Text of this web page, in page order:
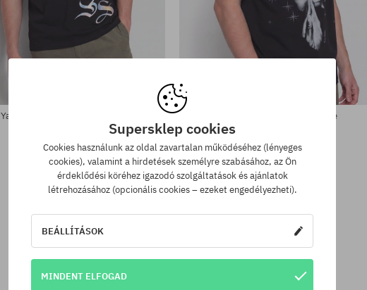
M; L; XL
Yardsale YS Applique Póló Póló Yardsale One Love
Supersklep cookies
Cookies használunk az oldal zavartalan működéséhez (lényeges
cookies), valamint a hirdetések személyre szabásához, az Ön
érdeklődési köréhez igazodó szolgáltatások és ajánlatok
létrehozásához (opcionális cookies – ezeket engedélyezheti).
BEÁLLÍTÁSOK
MINDENT ELFOGAD